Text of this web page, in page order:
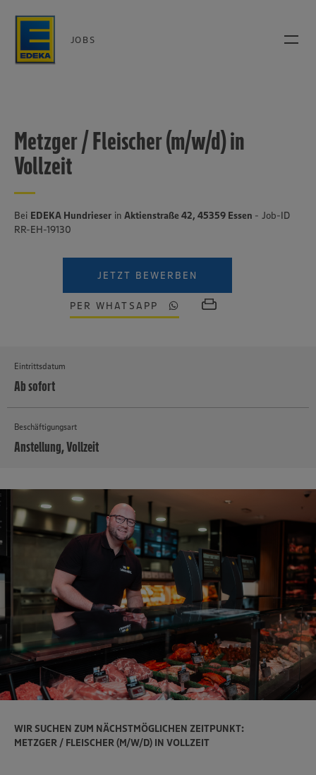
JOBS
Metzger / Fleischer (m/w/d) in
Vollzeit
Bei EDEKA Hundrieser in Aktienstraße 42, 45359 Essen - Job-ID
RR-EH-19130
JETZT BEWERBEN
PER WHATSAPP
Eintrittsdatum
Ab sofort
Beschäftigungsart
Anstellung, Vollzeit
WIR SUCHEN ZUM NÄCHSTMÖGLICHEN ZEITPUNKT:
METZGER / FLEISCHER (M/W/D) IN VOLLZEIT